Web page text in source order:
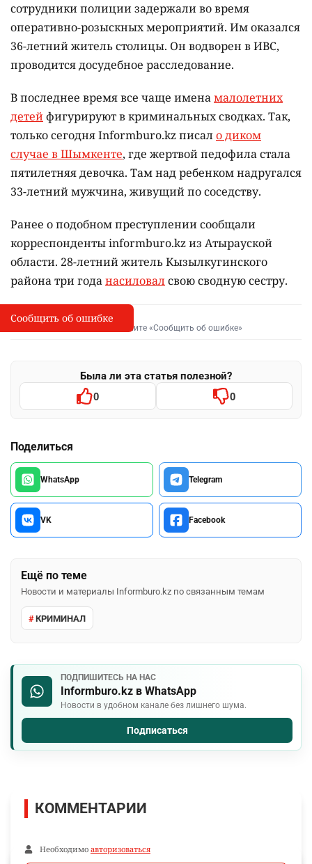
сотрудники полиции задержали во время
оперативно-розыскных мероприятий. Им оказался
36-летний житель столицы. Он водворен в ИВС,
проводится досудебное расследование.
В последнее время все чаще именамалолетних
детейфигурируют в криминальных сводках. Так,
только сегодня Informburo.kz писало диком
случае в Шымкенте, где жертвой педофила стала
пятилетняя девочка. Там над ребенком надругался
33-летний мужчина, живущий по соседству.
Ранее о подобном преступлении сообщали
корреспонденты informburo.kz из Атырауской
области. 28-летний житель Кызылкугинского
района три годанасиловалсвою сводную сестру.
I
Сообщить об опечатке
Выделите фрагмент и нажмите «Сообщить об ошибке»
Была ли эта статья полезной?
0 0
Поделиться
WhatsApp Telegram
VK Facebook
Ещё по теме
Новости и материалы Informburo.kz по связанным темам
КРИМИНАЛ
ПОДПИШИТЕСЬ НА НАС
Informburo.kz в WhatsApp
Новости в удобном канале без лишнего шума.
Подписаться
Сообщить об ошибке
КОММЕНТАРИИ
Необходимо авторизоваться